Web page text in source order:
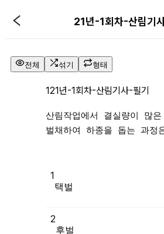
21년-1회차-산림기
21년-1회차-산림기
전체 섞기 형태
121년-1회차-산림기사-필기
산림작업에서 결실량이 많
벌채하여 하종을 돕는 과정
1
택벌
2